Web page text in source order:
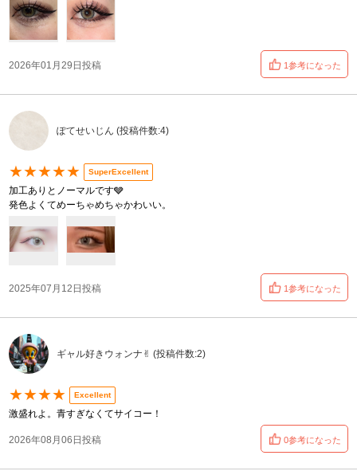
2026年01月29日投稿 1参考になった
ぽてせいじん (投稿件数:4)
★★★★★ SuperExcellent
加工ありとノーマルです🩶
発色よくてめーちゃめちゃかわいい。
2025年07月12日投稿 1参考になった
ギャル好きウォンナ✌︎ (投稿件数:2)
★★★★ Excellent
激盛れよ。青すぎなくてサイコー！
2026年08月06日投稿 0参考になった